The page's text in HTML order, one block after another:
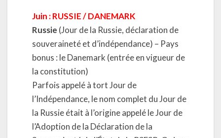
Juin : RUSSIE / DANEMARK
Russie (Jour de la Russie, déclaration de
souveraineté et d’indépendance) – Pays
bonus : le Danemark (entrée en vigueur de
la constitution)
Parfois appelé à tort Jour de
l’Indépendance, le nom complet du Jour de
la Russie était à l’origine appelé le Jour de
l’Adoption de la Déclaration de la